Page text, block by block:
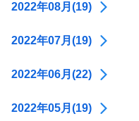
2022年08月(19)
2022年07月(19)
2022年06月(22)
2022年05月(19)